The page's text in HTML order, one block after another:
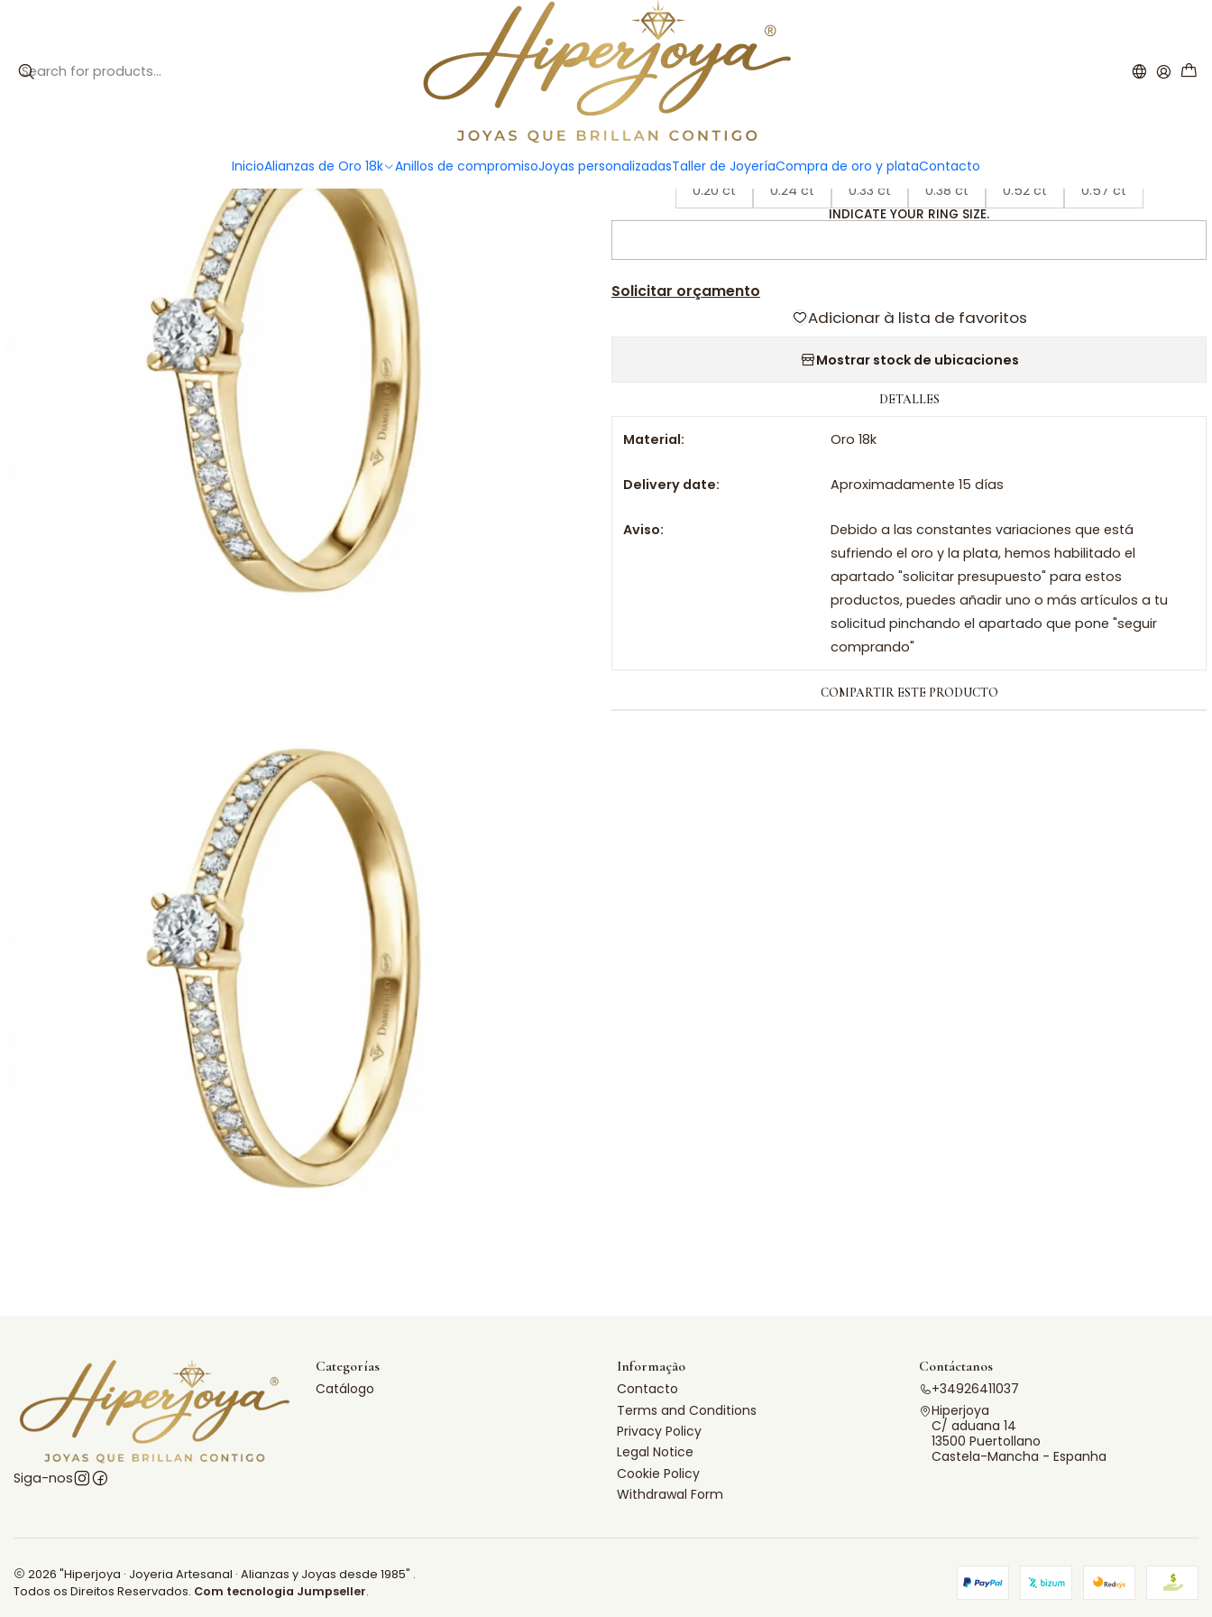
InicioAlianzas de Oro 18k Anillos de compromisoJoyas personalizadasTaller de JoyeríaCompra de oro y plataContacto
Anillo solitario Oro amarillo 18k
Anillo solitario Oro amarillo 18k
CARATS
0.20 ct 0.24 ct 0.33 ct 0.38 ct 0.52 ct 0.57 ct
INDICATE YOUR RING SIZE.
Solicitar orçamento
Adicionar à lista de favoritos
Mostrar stock de ubicaciones
DETALLES
Material: Oro 18k
Delivery date: Aproximadamente 15 días
Aviso:
Debido a las constantes variaciones que está
sufriendo el oro y la plata, hemos habilitado el
apartado "solicitar presupuesto" para estos
productos, puedes añadir uno o más artículos a tu
solicitud pinchando el apartado que pone "seguir
comprando"
COMPARTIR ESTE PRODUCTO
Siga-nos
Categorías
Catálogo
Informação
Contacto
Terms and Conditions
Privacy Policy
Legal Notice
Cookie Policy
Withdrawal Form
Contáctanos
+34926411037
Hiperjoya
C/ aduana 14
13500 Puertollano
Castela-Mancha - Espanha
2026 "Hiperjoya · Joyeria Artesanal · Alianzas y Joyas desde 1985" .
Todos os Direitos Reservados. Com tecnologia Jumpseller.